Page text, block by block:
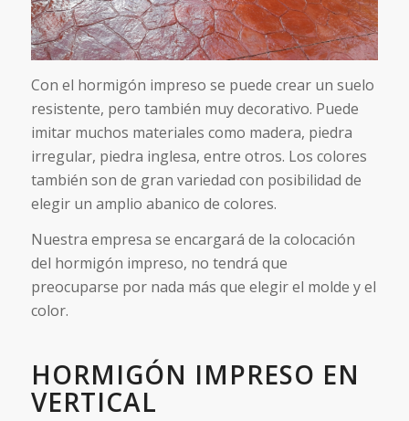
Con el hormigón impreso se puede crear un suelo
resistente, pero también muy decorativo. Puede
imitar muchos materiales como madera, piedra
irregular, piedra inglesa, entre otros. Los colores
también son de gran variedad con posibilidad de
elegir un amplio abanico de colores.
Nuestra empresa se encargará de la colocación
del hormigón impreso, no tendrá que
preocuparse por nada más que elegir el molde y el
color.
HORMIGÓN IMPRESO EN
VERTICAL